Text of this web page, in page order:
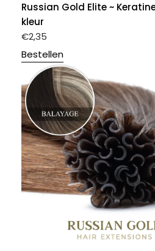
Russian Gold Elite ~
kleur
€2,35
Bestellen